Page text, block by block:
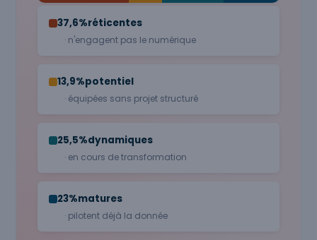
37,6%réticentes
· n'engagent pas le numérique
13,9%potentiel
· équipées sans projet structuré
25,5%dynamiques
· en cours de transformation
23%matures
· pilotent déjà la donnée